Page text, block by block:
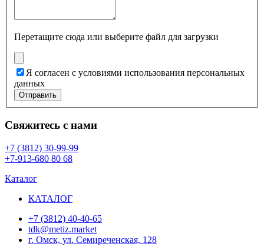
Перетащите сюда или выберите файл для загрузки
Я согласен с условиями использования персональных
данных
Отправить
Свяжитесь с нами
+7 (3812) 30-99-99
+7-913-680 80 68
Каталог
КАТАЛОГ
+7 (3812) 40-40-65
tdk@metiz.market
г. Омск, ул. Семиреченская, 128